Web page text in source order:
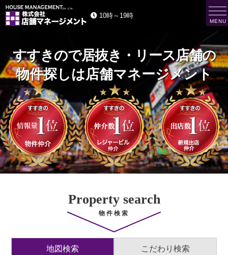
株
マ
ネ
ー
ジ
メ
U
S
E
M
A
N
A
G
E
M
E
N
T
10時～19時
Property search
物件検索
地図検索 こだわり検索
t
o
g
g
e
n
a
v
i
a
t
i
o
n
MENU